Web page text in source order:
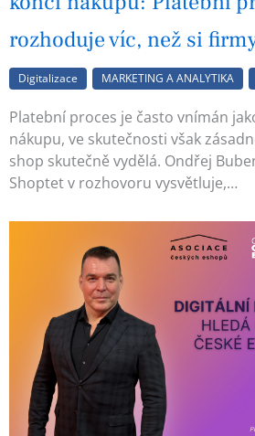
rozhoduje víc, než si
Digitalizace MARKETING A ANALYTIKA
Platební proces je často vnímán
nákupu, ve skutečnosti však
shop skutečně vydělá. Ondřej
Shoptet v rozhovoru vysvětluje,…